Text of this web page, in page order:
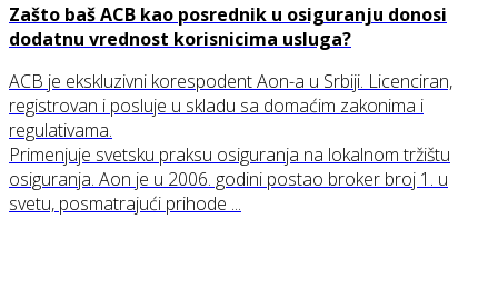
Zašto baš ACB kao posrednik u osiguranju donosi
dodatnu vrednost korisnicima usluga?
ACB je ekskluzivni korespodent Aon-a u Srbiji. Licenciran,
registrovan i posluje u skladu sa domaćim zakonima i
regulativama.
Primenjuje svetsku praksu osiguranja na lokalnom tržištu
osiguranja. Aon je u 2006. godini postao broker broj 1. u
svetu, posmatrajući prihode ...